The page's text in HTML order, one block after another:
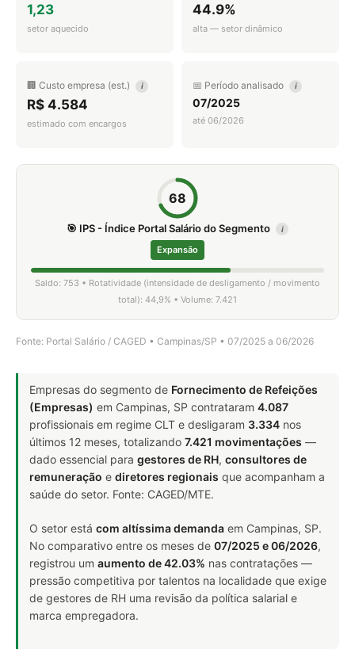
1,23
setor aquecido
44.9%
alta — setor dinâmico
🏢 Custo empresa (est.) i
R$ 4.584
estimado com encargos
📅 Período analisado i
07/2025
até 06/2026
68
🎯 IPS - Índice Portal Salário do Segmento i
Expansão
Saldo: 753 • Rotatividade (intensidade de desligamento / movimento
total): 44,9% • Volume: 7.421
Fonte: Portal Salário / CAGED • Campinas/SP • 07/2025 a 06/2026
Empresas do segmento de Fornecimento de Refeições
(Empresas) em Campinas, SP contrataram 4.087
profissionais em regime CLT e desligaram 3.334 nos
últimos 12 meses, totalizando 7.421 movimentações —
dado essencial para gestores de RH, consultores de
remuneração e diretores regionais que acompanham a
saúde do setor. Fonte: CAGED/MTE.
O setor está com altíssima demanda em Campinas, SP.
No comparativo entre os meses de 07/2025 e 06/2026,
registrou um aumento de 42.03% nas contratações —
pressão competitiva por talentos na localidade que exige
de gestores de RH uma revisão da política salarial e
marca empregadora.